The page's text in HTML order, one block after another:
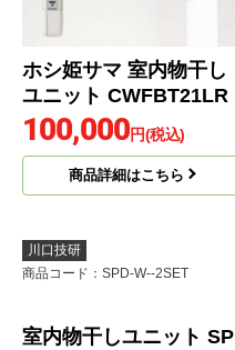
ホシ姫サマ 室内物干し
ユニット CWFBT21LR
100,000円(税込)
商品詳細はこちら
川口技研
商品コード ：SPD-W--2SET
室内物干しユニット SP